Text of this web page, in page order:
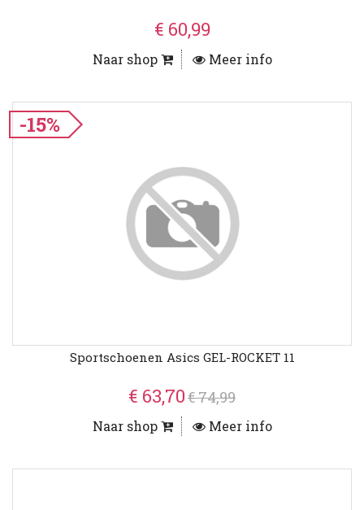
€ 60,99
Naar shop Meer info
-15%
Sportschoenen Asics GEL-ROCKET 11
€ 63,70€ 74,99
Naar shop Meer info